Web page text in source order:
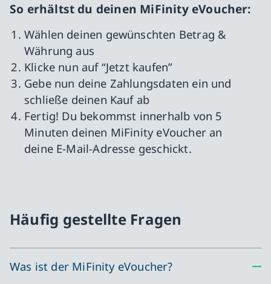
So erhältst du deinen MiFinity eVoucher:
Wählen deinen gewünschten Betrag &
Währung aus
Klicke nun auf “Jetzt kaufen”
Gebe nun deine Zahlungsdaten ein und
schließe deinen Kauf ab
Fertig! Du bekommst innerhalb von 5
Minuten deinen MiFinity eVoucher an
deine E-Mail-Adresse geschickt.
Häufig gestellte Fragen
Was ist der MiFinity eVoucher?